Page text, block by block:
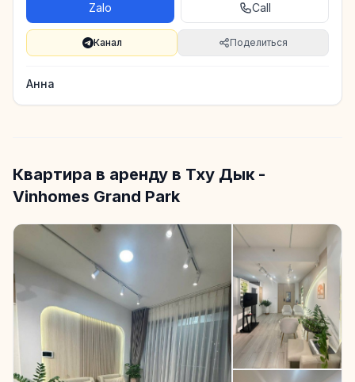
Zalo Call
Канал Поделиться
Анна
Квартира в аренду в Тху Дык -
Vinhomes Grand Park